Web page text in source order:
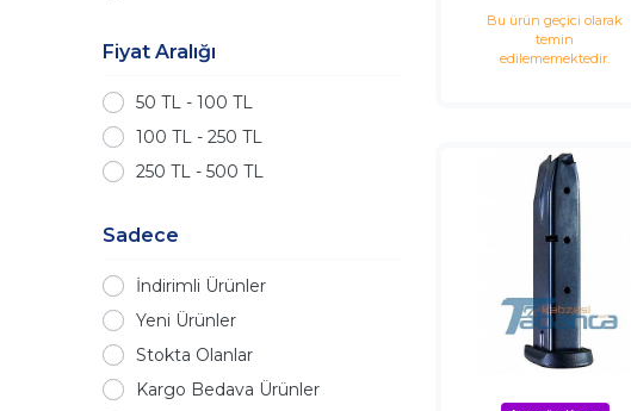
Fiyat Aralığı
50 TL - 100 TL
100 TL - 250 TL
250 TL - 500 TL
Sadece
İndirimli Ürünler
Yeni Ürünler
Stokta Olanlar
Kargo Bedava Ürünler
Bu ürün geçici olarak
temin
edilememektedir.